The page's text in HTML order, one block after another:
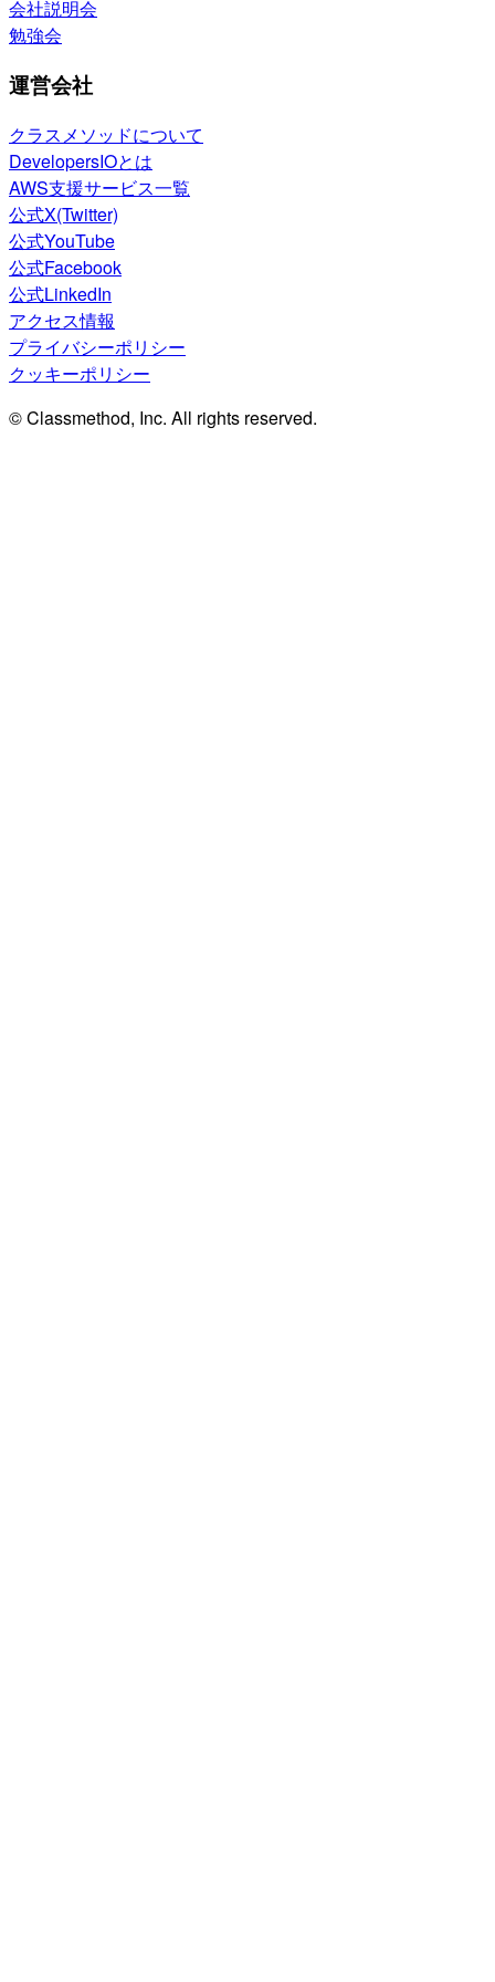
会社説明会
勉強会
運営会社
クラスメソッドについて
DevelopersIOとは
AWS支援サービス一覧
公式X(Twitter)
公式YouTube
公式Facebook
公式LinkedIn
アクセス情報
プライバシーポリシー
クッキーポリシー
© Classmethod, Inc. All rights reserved.